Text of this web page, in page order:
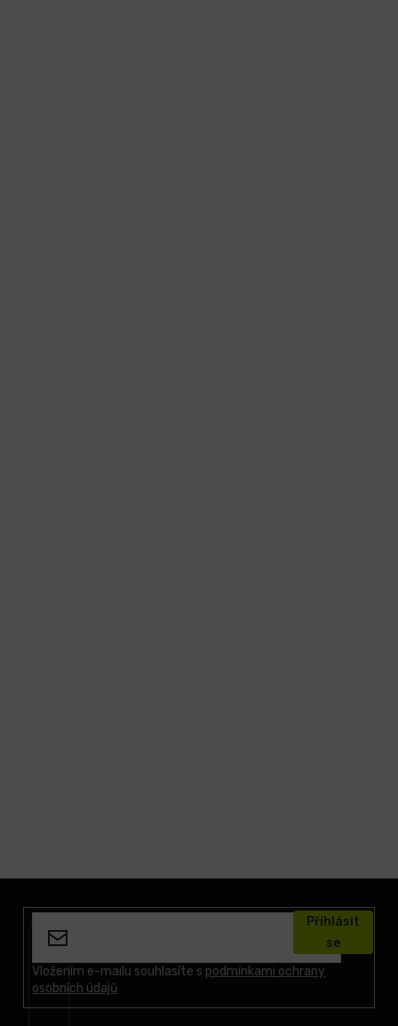
Vložením e-mailu souhlasíte s podmínkami ochrany
osobních údajů
Přihlásit
se